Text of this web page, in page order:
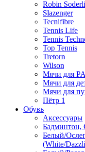
Robin
Slazenger
Tecnifibre
Tennis Life
Tennis
Top Tennis
Tretorn
Wilson
Мячи для
Мячи для
Мячи для
Пётр 1
Обувь
Аксессуары
Бадминтон,
Белый/
(White/